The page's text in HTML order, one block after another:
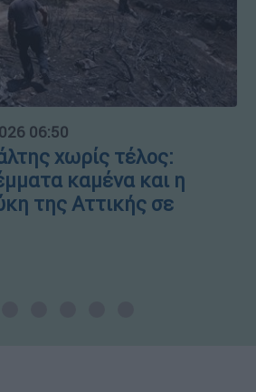
06:50
χωρίς τέλος:
καμένα και η
της Αττικής σε